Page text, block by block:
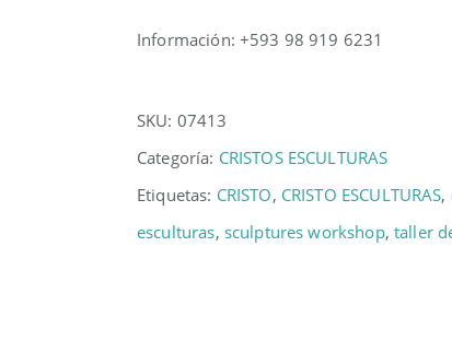
Información: +593 98 919 6231
SKU: 07413
Categoría: CRISTOS ESCULTURAS
Etiquetas: CRISTO, CRISTO ESCULTURAS,
esculturas, sculptures workshop, taller